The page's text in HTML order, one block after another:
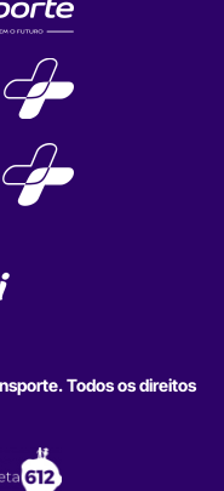
Todos os direitos